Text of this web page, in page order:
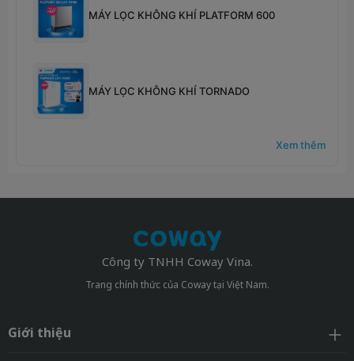
MÁY LỌC KHÔNG KHÍ PLATFORM 600
MÁY LỌC KHÔNG KHÍ TORNADO
Xem thêm
Công ty TNHH Coway Vina.
Trang chính thức của Coway tại Việt Nam.
Giới thiệu